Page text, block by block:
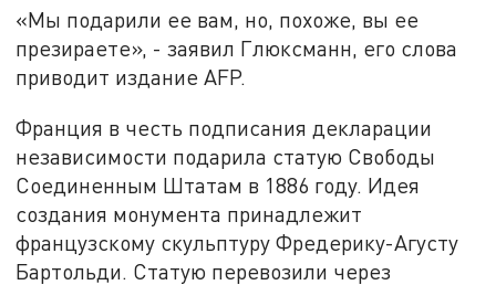
«Мы подарили ее вам, но, похоже, вы ее
презираете», - заявил Глюксманн, его слова
приводит издание AFP.
Франция в честь подписания декларации
независимости подарила статую Свободы
Соединенным Штатам в 1886 году. Идея
создания монумента принадлежит
французскому скульптуру Фредерику-Агусту
Бартольди. Статую перевозили через